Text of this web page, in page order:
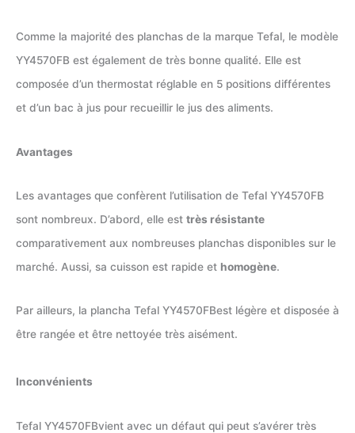
Comme la majorité des planchas de la marque Tefal, le modèle
YY4570FB est également de très bonne qualité. Elle est
composée d’un thermostat réglable en 5 positions différentes
et d’un bac à jus pour recueillir le jus des aliments.
Avantages
Les avantages que confèrent l’utilisation de Tefal ‏YY4570FB
sont nombreux. D’abord, elle est très résistante
comparativement aux nombreuses planchas disponibles sur le
marché. Aussi, sa cuisson est rapide et homogène.
Par ailleurs, la plancha Tefal ‎YY4570FBest légère et disposée à
être rangée et être nettoyée très aisément.
Inconvénients
Tefal ‎YY4570FBvient avec un défaut qui peut s’avérer très